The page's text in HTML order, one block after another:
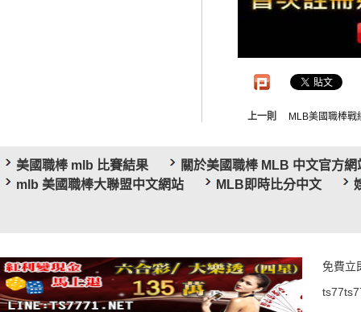
上一則 MLB美國職棒戰
美國職棒 mlb 比賽結果
關於美國職棒 MLB 中文官方網
mlb 美國職棒大聯盟中文網站
MLB即時比分中文
免費立